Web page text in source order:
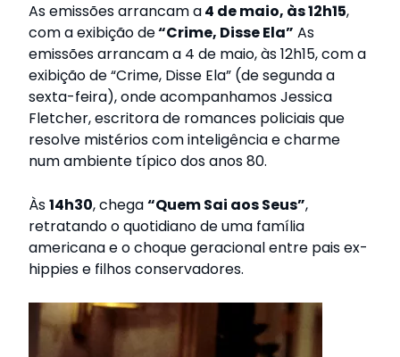
As emissões arrancam a4 de maio, às 12h15,
com a exibição de“Crime, Disse Ela” As
emissões arrancam a 4 de maio, às 12h15, com a
exibição de “Crime, Disse Ela” (de segunda a
sexta-feira), onde acompanhamos Jessica
Fletcher, escritora de romances policiais que
resolve mistérios com inteligência e charme
num ambiente típico dos anos 80.
Às14h30, chega“Quem Sai aos Seus”,
retratando o quotidiano de uma família
americana e o choque geracional entre pais ex-
hippies e filhos conservadores.